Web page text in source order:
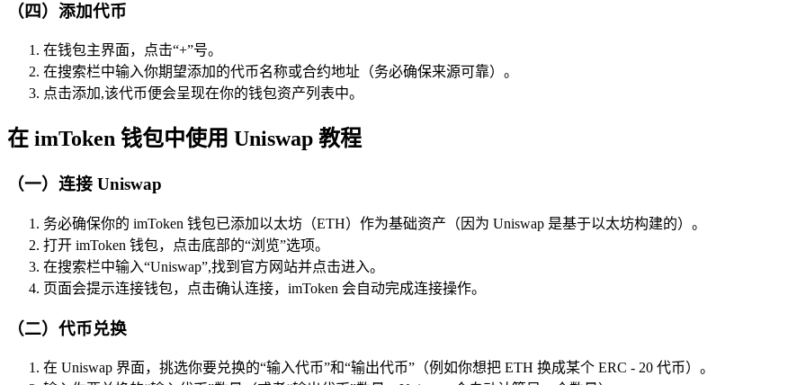
（四）添加代币
在钱包主界面，点击“+”号。
在搜索栏中输入你期望添加的代币名称或合约地址（务必确保来源可靠）。
点击添加,该代币便会呈现在你的钱包资产列表中。
在 imToken 钱包中使用 Uniswap 教程
（一）连接 Uniswap
务必确保你的 imToken 钱包已添加以太坊（ETH）作为基础资产（因为 Uniswap 是基于以太坊构建的）。
打开 imToken 钱包，点击底部的“浏览”选项。
在搜索栏中输入“Uniswap”,找到官方网站并点击进入。
页面会提示连接钱包，点击确认连接，imToken 会自动完成连接操作。
（二）代币兑换
在 Uniswap 界面，挑选你要兑换的“输入代币”和“输出代币”（例如你想把 ETH 换成某个 ERC - 20 代币）。